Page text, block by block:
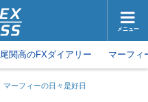
メニュー
ニュース
マーケット
尾関高のFXダイアリー マーフィ
マーフィーの日々是好日